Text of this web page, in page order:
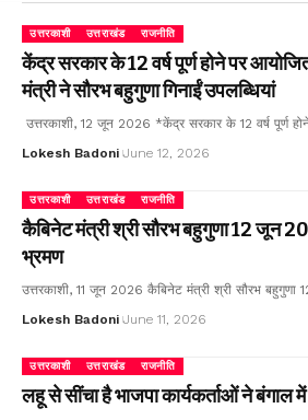
उत्तरकाशी उत्तराखंड राजनीति
केंद्र सरकार के 12 वर्ष पूर्ण होने पर
मंत्री ने सौरभ बहुगुणा गिनाईं उपलब्धियां
उत्तरकाशी, 12 जून 2026 *केंद्र सरकार के 12 वर्ष पूर्ण
Lokesh Badoni June 12, 2026
उत्तरकाशी उत्तराखंड राजनीति
कैबिनेट मंत्री श्री सौरभ बहुगुणा 12 जून
भ्रमण
उत्तरकाशी, 11 जून 2026 कैबिनेट मंत्री श्री सौरभ
Lokesh Badoni June 11, 2026
उत्तरकाशी उत्तराखंड राजनीति
लहू से सींचा है भाजपा कार्यकर्ताओं ने बंगाल